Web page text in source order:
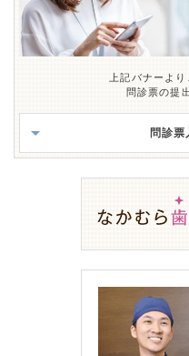
上記バナーよ
問診票の提
問診